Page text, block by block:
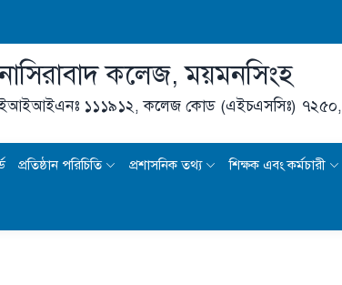
কলেজ, ময়মনসিংহ
১১১৯১২, কলেজ কোড (এইচএসসিঃ) ৭২৫০,
প্রতিষ্ঠান পরিচিতি প্রশাসনিক তথ্য শিক্ষক এবং কর্মচারী